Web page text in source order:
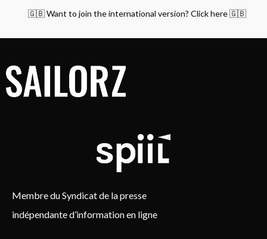
🇬🇧 Want to join the international version? Click here 🇬🇧
Membre du Syndicat de la presse
indépendante d’information en ligne